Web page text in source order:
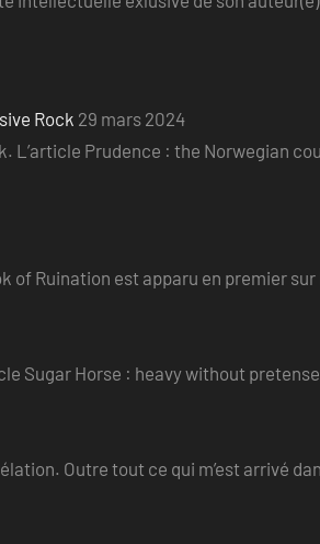
Rock 29 mars 2024
Prudence : the Norwegian
of Ruination est apparu en premier sur
Sugar Horse : heavy without
Outre tout ce qui m’est arrivé